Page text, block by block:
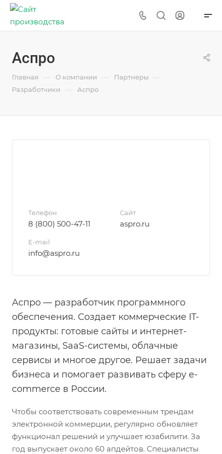
Аспро
Главная — О компании — Партнеры —
Разработчики — Аспро
Телефон
8 (800) 500-47-11
Сайт
aspro.ru
E-mail
info@aspro.ru
Аспро — разработчик программного
обеспечения. Создает коммерческие IT-
продукты: готовые сайты и интернет-
магазины, SaaS-системы, облачные
сервисы и многое другое. Решает задачи
бизнеса и помогает развивать сферу e-
commerce в России.
Чтобы соответствовать современным трендам
электронной коммерции, регулярно обновляет
функционал решений и улучшает юзабилити. За
год выпускает около 60 апдейтов. Специалисты